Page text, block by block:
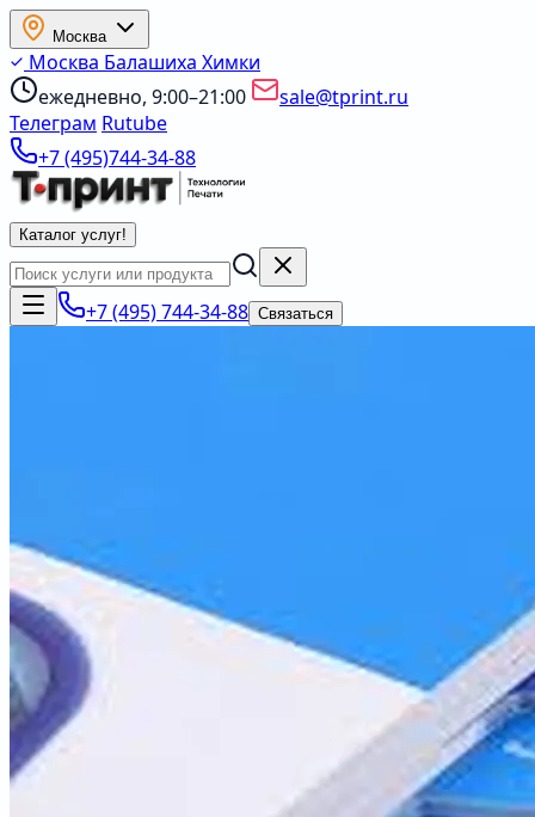
Москва
Москва Балашиха Химки
ежедневно, 9:00–21:00
sale@tprint.ru
Телеграм Rutube
+7 (495)744-34-88
Каталог услуг!
+7 (495) 744-34-88 Связаться